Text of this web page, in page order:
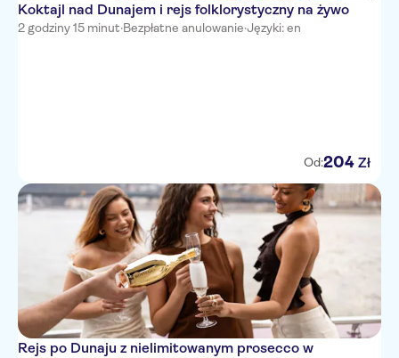
Koktajl nad Dunajem i rejs folklorystyczny na żywo
2 godziny 15 minut·Bezpłatne anulowanie·Języki: en
Od:204 Zł
Rejs po Dunaju z nielimitowanym prosecco w